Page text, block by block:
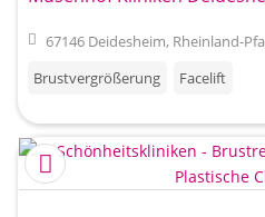
67146 Deidesheim, Rheinland-
Brustvergrößerung
Facelift